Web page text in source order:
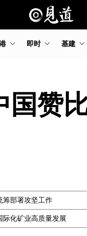
即时 基建
赞
筹部署攻坚工作
际化矿业高质量发展